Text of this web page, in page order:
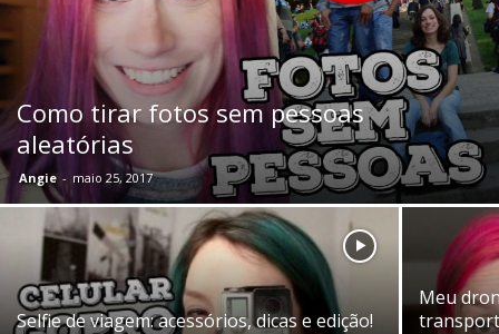
Como tirar fotos sem pessoas
aleatórias
Angie - maio 25, 2017
Selfie de viagem: acessórios, dicas e edição!
Meu